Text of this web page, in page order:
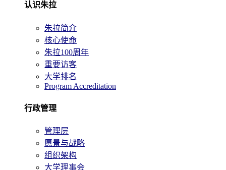
认识朱拉
朱拉简介
核心使命
朱拉100周年
重要访客
大学排名
Program Accreditation
行政管理
管理层
愿景与战略
组织架构
大学理事会